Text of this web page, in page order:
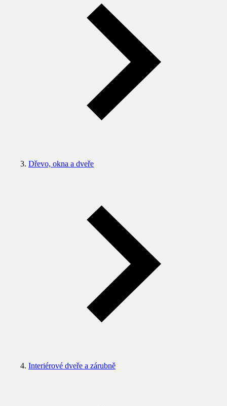
Dřevo, okna a dveře
Interiérové dveře a zárubně